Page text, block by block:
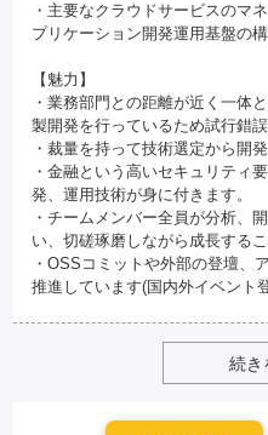
・主要なクラウドサービスのマ
プリケーション開発運用基盤の
【魅力】
・業務部門との距離が近く一体
製開発を行っているため試行錯
・裁量を持って技術選定から開
・金融という高いセキュリティ
発、運用技術が身に付きます。
・チームメンバー全員が分析、
い、切磋琢磨しながら成長するこ
・OSSコミットや外部の登壇、
推進しています(国内外イベント
続き